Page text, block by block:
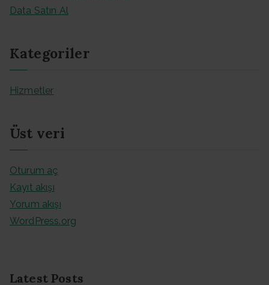
Data Satın Al
Kategoriler
Hizmetler
Üst veri
Oturum aç
Kayıt akışı
Yorum akışı
WordPress.org
Latest Posts